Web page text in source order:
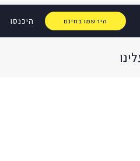
הירשמו בחינם היכנסו